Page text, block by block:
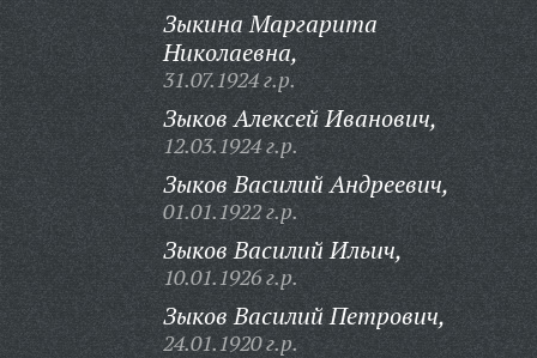
Зыкина Маргарита
Николаевна,
31.07.1924 г.р.
Зыков Алексей Иванович,
12.03.1924 г.р.
Зыков Василий Андреевич,
01.01.1922 г.р.
Зыков Василий Ильич,
10.01.1926 г.р.
Зыков Василий Петрович,
24.01.1920 г.р.